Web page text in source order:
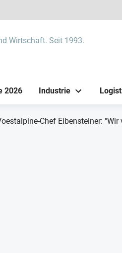
Wirtschaft. Seit 1993.
2026 Industrie
Chef Eibensteiner: